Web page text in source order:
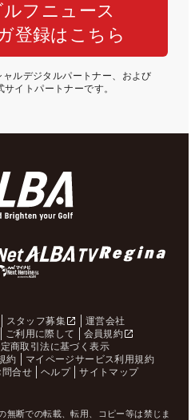
フニュース
登録はこちら
ルデジタルパートナー、および
サイトパートナーです。
スタッフ募集
運営会社
ご利用に際して
会員規約
商取引法に基づく表示
約
マイページサービス利用規約
問合せ ヘルプ サイトマップ
無断での転載、転用、コピー等は禁じま